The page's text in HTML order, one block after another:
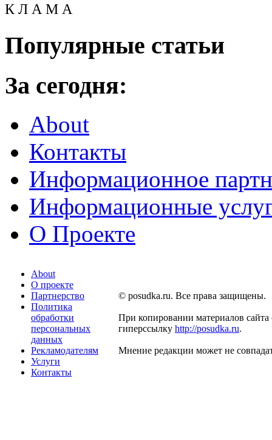
К Л А М А
Популярные статьи
За сегодня:
About
Контакты
Информационное
Информационные
О Проекте
About
О проекте
Партнерство
Политика
обработки
персональных
данных
Рекламодателям
Услуги
Контакты
© posudka.ru. Все права защищены.
При копировании материалов сайта
гиперссылку http://posudka.ru.
Мнение редакции может не